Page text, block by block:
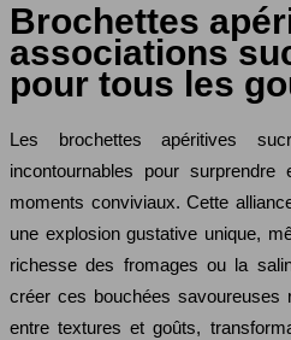
Brochettes
associations
pour tous les
Les brochettes apéritives
incontournables pour
moments conviviaux. Cette
une explosion gustative unique,
richesse des fromages ou la
créer ces bouchées savoureuses
entre textures et goûts,